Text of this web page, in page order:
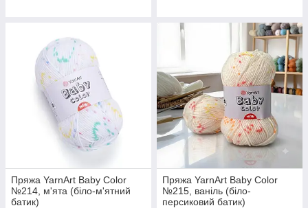
Пряжа YarnArt Baby Color
№214, м'ята (біло-м'ятний
батик)
Пряжа YarnArt Baby Color
№215, ваніль (біло-
персиковий батик)